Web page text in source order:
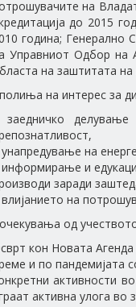
на
до 2015
година; Генерално
Управниот Одбор на
на заштитата
на интерес за
делување
на
и
заради
на
од
кон Новата
и по пандемијата
активности
активна улога во